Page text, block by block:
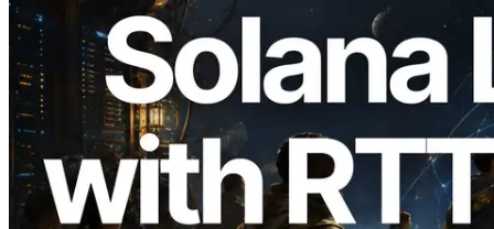
2026.08.05
ERPC étend l’API Solana Leader Slot
avec la mesure du ping depuis 7 régions
du monde — l’API Validators